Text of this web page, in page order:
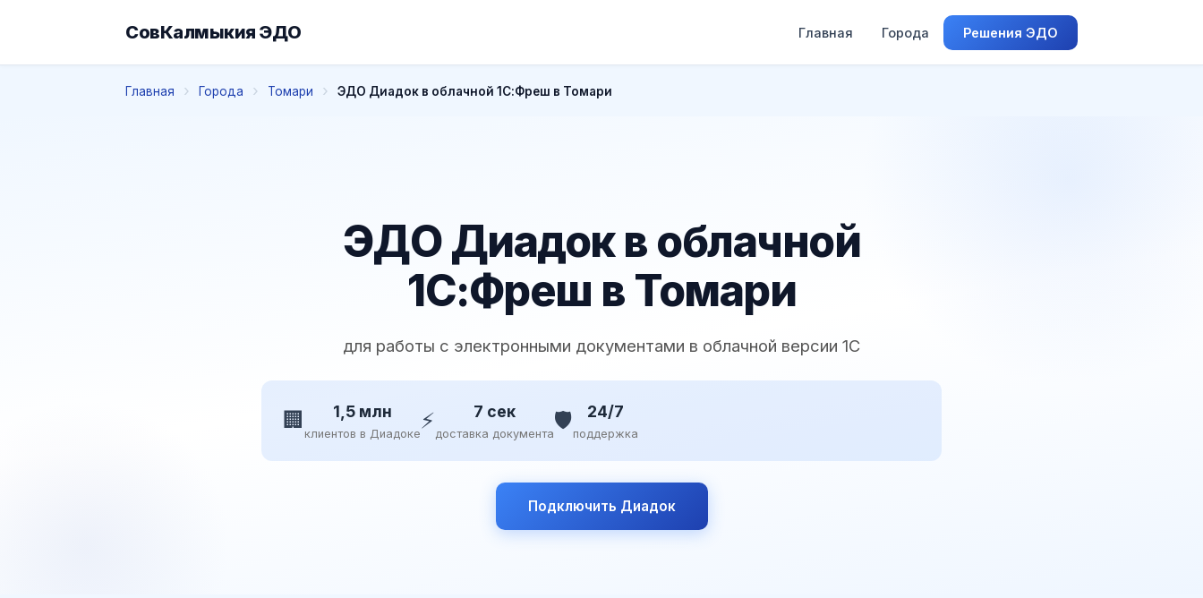
СовКалмыкия ЭДО Главная Города Решения ЭДО
Главная Города Томари ЭДО Диадок в облачной 1С:Фреш в Томари
ЭДО Диадок в облачной
1С:Фреш в Томари
для работы с электронными документами в облачной версии 1С
🏢 1,5 млн
клиентов в Диадоке⚡ 7 сек
доставка документа🛡️ 24/7
поддержка
Подключить Диадок